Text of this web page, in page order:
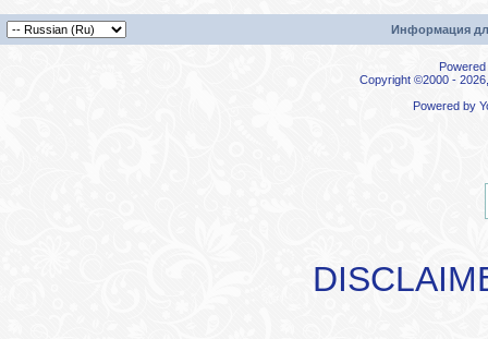
Информация
Copyright ©2000 -
Powered by